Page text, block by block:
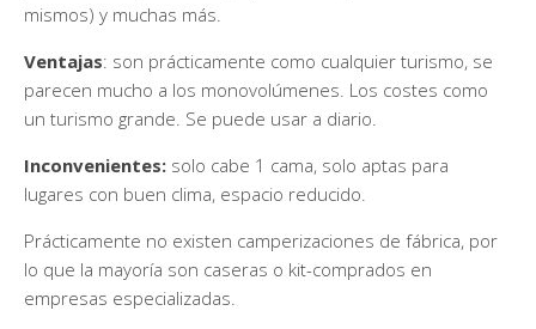
mismos) y muchas más.
Ventajas: son prácticamente como cualquier turismo, se
parecen mucho a los monovolúmenes. Los costes como
un turismo grande. Se puede usar a diario.
Inconvenientes: solo cabe 1 cama, solo aptas para
lugares con buen clima, espacio reducido.
Prácticamente no existen camperizaciones de fábrica, por
lo que la mayoría son caseras o kit-comprados en
empresas especializadas.